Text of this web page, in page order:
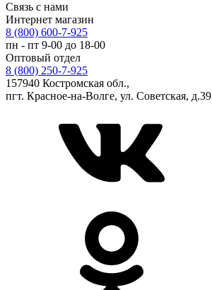
Связь с нами
Интернет магазин
8 (800) 600-7-925
пн - пт 9-00 до 18-00
Оптовый отдел
8 (800) 250-7-925
157940 Костромская обл.,
пгт. Красное-на-Волге, ул. Советская, д.39